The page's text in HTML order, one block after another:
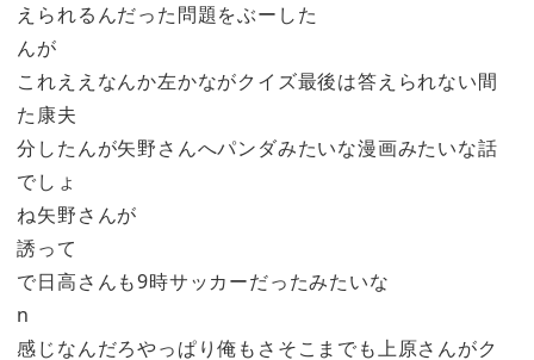
えられるんだった問題をぶーした
んが
これええなんか左かながクイズ最後は答えられない間
た康夫
分したんが矢野さんへパンダみたいな漫画みたいな話
でしょ
ね矢野さんが
誘って
で日高さんも9時サッカーだったみたいな
n
感じなんだろやっぱり俺もさそこまでも上原さんがク